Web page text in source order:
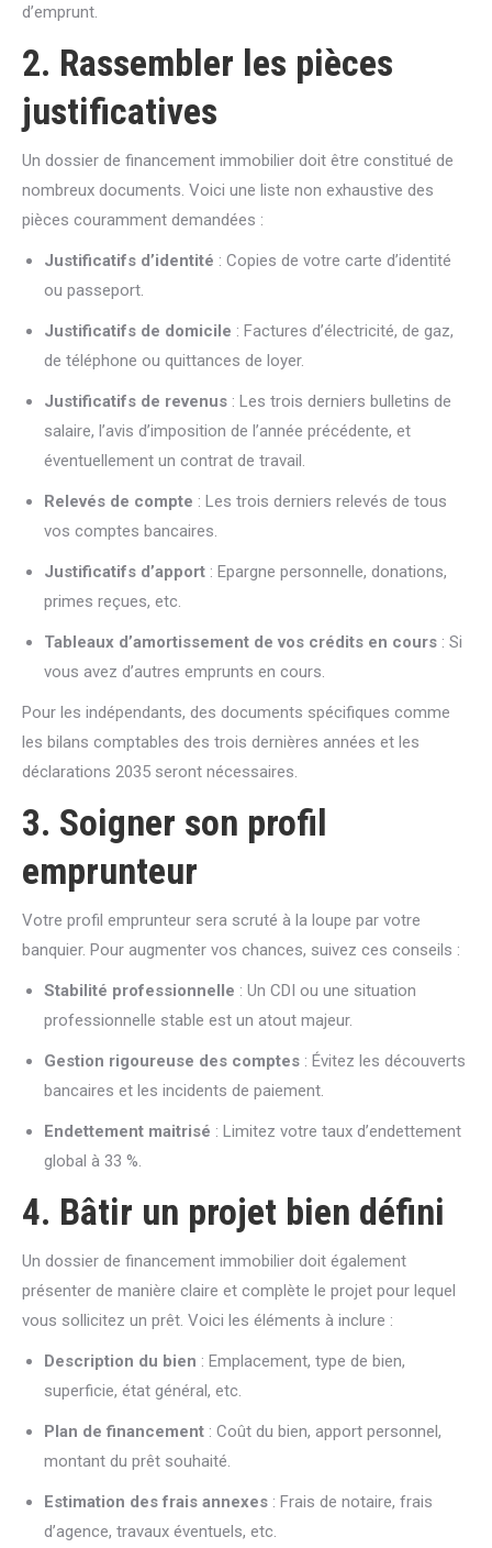
d’emprunt.
2. Rassembler les pièces
justificatives
Un dossier de financement immobilier doit être constitué de
nombreux documents. Voici une liste non exhaustive des
pièces couramment demandées :
Justificatifs d’identité : Copies de votre carte d’identité
ou passeport.
Justificatifs de domicile : Factures d’électricité, de gaz,
de téléphone ou quittances de loyer.
Justificatifs de revenus : Les trois derniers bulletins de
salaire, l’avis d’imposition de l’année précédente, et
éventuellement un contrat de travail.
Relevés de compte : Les trois derniers relevés de tous
vos comptes bancaires.
Justificatifs d’apport : Epargne personnelle, donations,
primes reçues, etc.
Tableaux d’amortissement de vos crédits en cours : Si
vous avez d’autres emprunts en cours.
Pour les indépendants, des documents spécifiques comme
les bilans comptables des trois dernières années et les
déclarations 2035 seront nécessaires.
3. Soigner son profil
emprunteur
Votre profil emprunteur sera scruté à la loupe par votre
banquier. Pour augmenter vos chances, suivez ces conseils :
Stabilité professionnelle : Un CDI ou une situation
professionnelle stable est un atout majeur.
Gestion rigoureuse des comptes : Évitez les découverts
bancaires et les incidents de paiement.
Endettement maitrisé : Limitez votre taux d’endettement
global à 33 %.
4. Bâtir un projet bien défini
Un dossier de financement immobilier doit également
présenter de manière claire et complète le projet pour lequel
vous sollicitez un prêt. Voici les éléments à inclure :
Description du bien : Emplacement, type de bien,
superficie, état général, etc.
Plan de financement : Coût du bien, apport personnel,
montant du prêt souhaité.
Estimation des frais annexes : Frais de notaire, frais
d’agence, travaux éventuels, etc.